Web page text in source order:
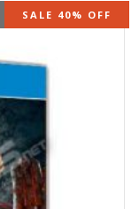
OUT OF STOCK
SALE 40% OFF